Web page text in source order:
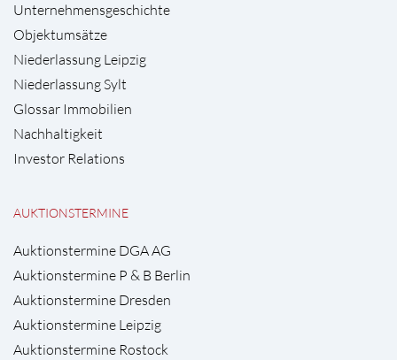
Unternehmensgeschichte
Objektumsätze
Niederlassung Leipzig
Niederlassung Sylt
Glossar Immobilien
Nachhaltigkeit
Investor Relations
AUKTIONSTERMINE
Auktionstermine DGA AG
Auktionstermine P & B Berlin
Auktionstermine Dresden
Auktionstermine Leipzig
Auktionstermine Rostock